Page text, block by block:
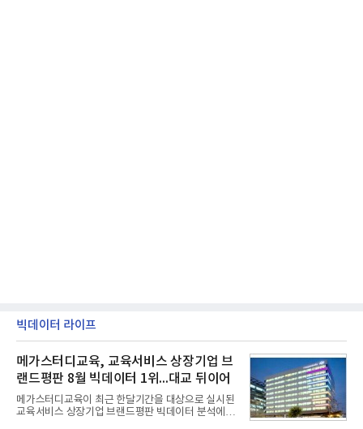
빅데이터 라이프
메가스터디교육, 교육서비스 상장기업 브
랜드평판 8월 빅데이터 1위...대교 뒤이어
메가스터디교육이 최근 한달기간을 대상으로 실시된
교육서비스 상장기업 브랜드평판 빅데이터 분석에서